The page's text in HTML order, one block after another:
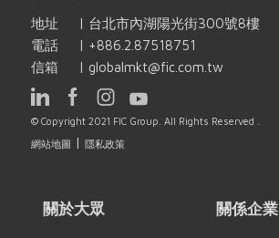
地址 | 台北市內湖陽光街300號8樓
電話
| +886.2.87518751
信箱
| globalmkt@fic.com.tw
© Copyright 2021 FIC Group. All Rights Reserved .
網站地圖
| 隱私政策
關於大眾 關係企業